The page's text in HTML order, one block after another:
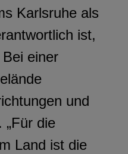
Karlsruhe als
ist,
einer
und
„Für die
Land ist die